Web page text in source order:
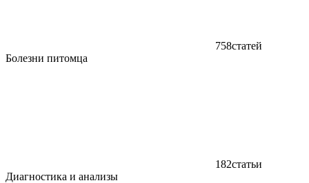
758статей
Болезни питомца
182статьи
Диагностика и анализы